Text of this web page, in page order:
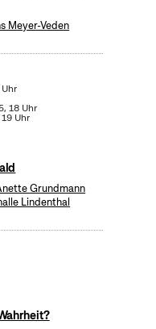
Meyer-Veden
18 Uhr
Uhr
Grundmann
Lindenthal